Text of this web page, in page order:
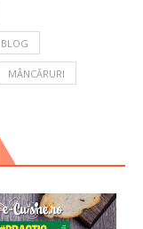
BLOG
MÂNCĂRURI